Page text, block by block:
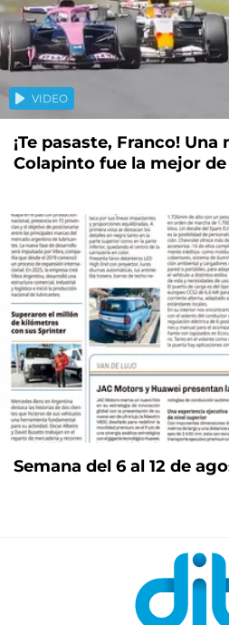
VIDEO
¡Te pasaste, Franco! Una
Colapinto fue la mejor
Semana del 6 al 12 de